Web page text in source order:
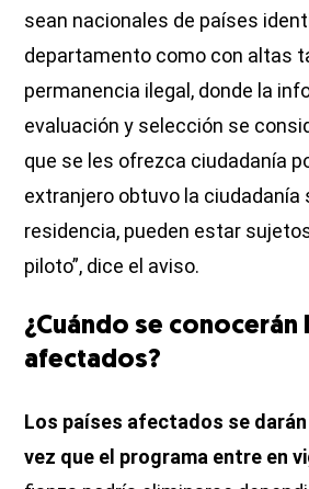
sean nacionales de países
departamento como con altas
permanencia ilegal, donde la
evaluación y selección se
que se les ofrezca ciudadanía
extranjero obtuvo la ciudadanía
residencia, pueden estar
piloto”, dice el aviso.
¿Cuándo se conocerán
afectados?
Los países afectados se
vez que el programa entre en